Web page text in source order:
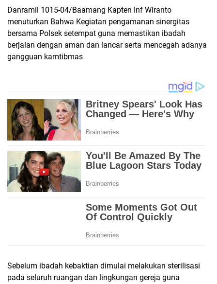
Danramil 1015-04/Baamang Kapten Inf Wiranto
menuturkan Bahwa Kegiatan pengamanan sinergitas
bersama Polsek setempat guna memastikan ibadah
berjalan dengan aman dan lancar serta mencegah adanya
gangguan kamtibmas
Sebelum ibadah kebaktian dimulai melakukan sterilisasi
pada seluruh ruangan dan lingkungan gereja guna